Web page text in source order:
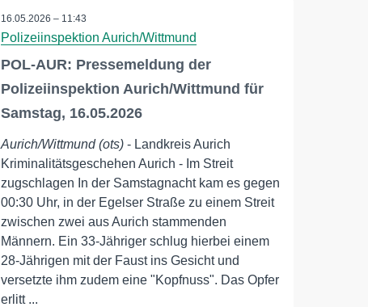
16.05.2026 – 11:43
Polizeiinspektion Aurich/Wittmund
POL-AUR: Pressemeldung der
Polizeiinspektion Aurich/Wittmund für
Samstag, 16.05.2026
Aurich/Wittmund (ots) - Landkreis Aurich
Kriminalitätsgeschehen Aurich - Im Streit
zugschlagen In der Samstagnacht kam es gegen
00:30 Uhr, in der Egelser Straße zu einem Streit
zwischen zwei aus Aurich stammenden
Männern. Ein 33-Jähriger schlug hierbei einem
28-Jährigen mit der Faust ins Gesicht und
versetzte ihm zudem eine "Kopfnuss". Das Opfer
erlitt ...